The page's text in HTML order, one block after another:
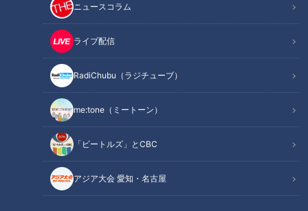
ニュースコラム
ライブ配信
RadiChubu（ラジチューブ）
me:tone（ミートーン）
「ビートルズ」とCBC
アジア大会 愛知・名古屋
まず北京オリンピック3位決定戦の裏側について。
日本はアメリカとの3位決定戦で、4対4の同点から川上さんは
和田毅さんの後、二番手で投げています。
この日は投げない予定だったのに一体何があったのでしょう
川上「なんとなく、ブルペンで、僕ひとりキャッチャー相手に
キャッチボールしてたんですね」